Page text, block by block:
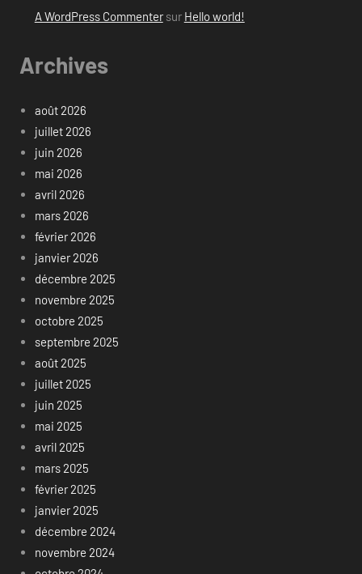
A WordPress Commentersur Hello world!
Archives
août 2026
juillet 2026
juin 2026
mai 2026
avril 2026
mars 2026
février 2026
janvier 2026
décembre 2025
novembre 2025
octobre 2025
septembre 2025
août 2025
juillet 2025
juin 2025
mai 2025
avril 2025
mars 2025
février 2025
janvier 2025
décembre 2024
novembre 2024